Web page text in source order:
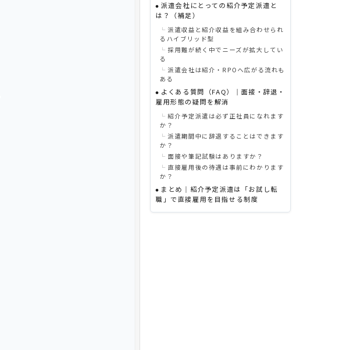
派遣会社にとっての紹介予定派遣と
は？（補足）
派遣収益と紹介収益を組み合わせられ
るハイブリッド型
採用難が続く中でニーズが拡大してい
る
派遣会社は紹介・RPOへ広がる流れも
ある
よくある質問（FAQ）｜面接・辞退・
雇用形態の疑問を解消
紹介予定派遣は必ず正社員になれます
か？
派遣期間中に辞退することはできます
か？
面接や筆記試験はありますか？
直接雇用後の待遇は事前にわかります
か？
まとめ｜紹介予定派遣は「お試し転
職」で直接雇用を目指せる制度